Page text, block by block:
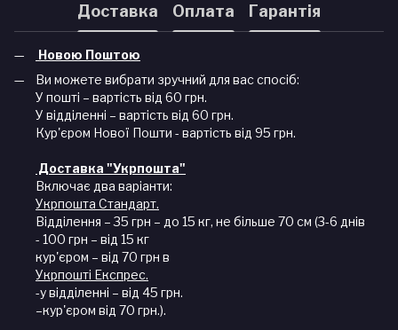
Доставка Оплата Гарантія
Новою Поштою
Ви можете вибрати зручний для вас спосіб:
У пошті – вартість від 60 грн.
У відділенні – вартість від 60 грн.
Кур'єром Нової Пошти - вартість від 95 грн.
Доставка "Укрпошта"
Включає два варіанти:
Укрпошта Стандарт.
Відділення – 35 грн – до 15 кг, не більше 70 см (3-6 днів
- 100 грн – від 15 кг
кур'єром – від 70 грн в
Укрпошті Експрес.
-у відділенні – від 45 грн.
–кур'єром від 70 грн.).